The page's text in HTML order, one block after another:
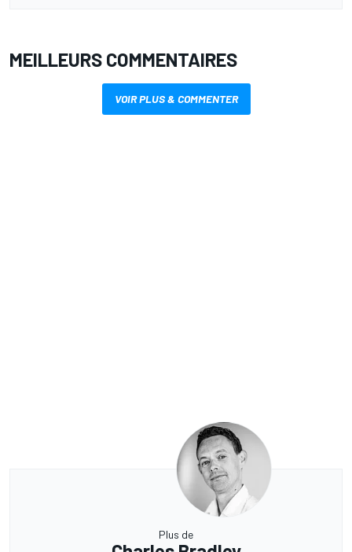
MEILLEURS COMMENTAIRES
VOIR PLUS & COMMENTER
Plus de